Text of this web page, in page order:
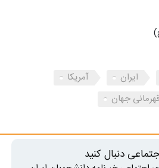
ایران
آمریکا
جهان
دنبال کنید